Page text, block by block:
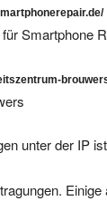
Smartphone
unter der IP ist
Einige